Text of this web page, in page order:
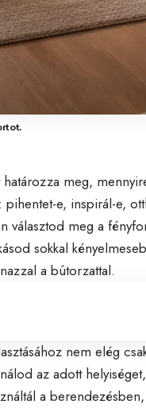
meg,
e, inspirál-e,
választod meg a
sokkal
a bútorzattal.
nem elég
az adott
a